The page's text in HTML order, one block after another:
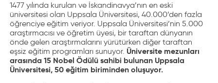
1477 yılında kurulan ve İskandinavya’nın en eski
üniversitesi olan Uppsala Üniversitesi, 40.000’den fazla
öğrenciye eğitim veriyor. Uppsala Üniversitesi’nin 5.000
araştırmacısı ve öğretim üyesi, bir taraftan dünyanın
önde gelen araştırmalarını yürütürken diğer taraftan
eşsiz eğitim programları sunuyor. Üniversite mezunları
arasında 15 Nobel Ödülü sahibi bulunan Uppsala
Üniversitesi, 50 eğitim biriminden oluşuyor.